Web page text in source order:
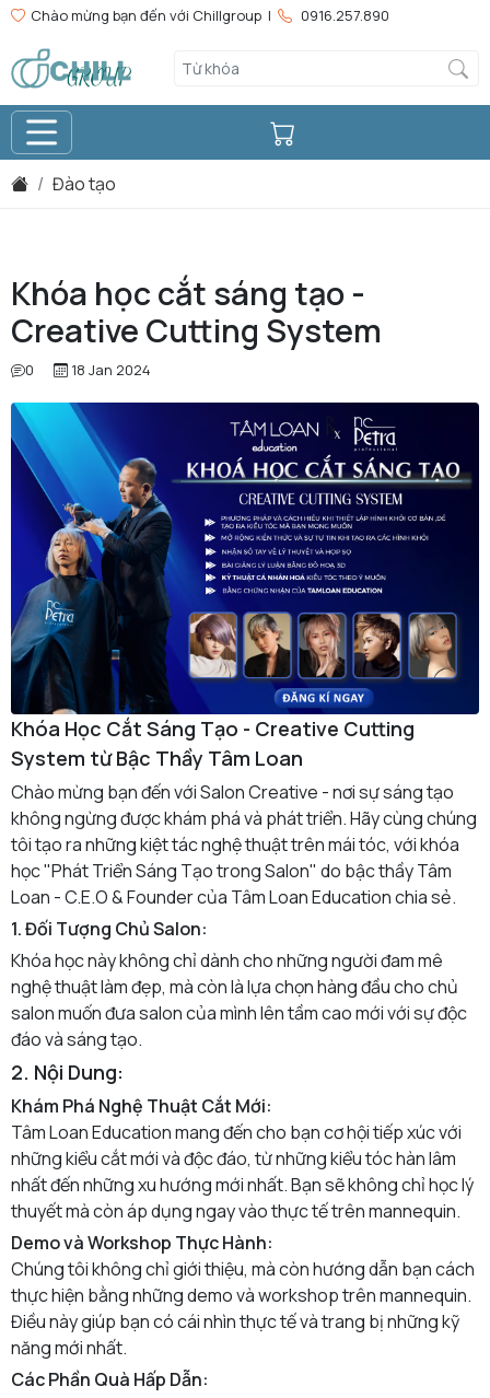
Chào mừng bạn đến với Chillgroup | 0916.257.890
Đào tạo
Khóa học cắt sáng tạo -
Creative Cutting System
0 18 Jan 2024
Khóa Học Cắt Sáng Tạo - Creative Cutting
System từ Bậc Thầy Tâm Loan
Chào mừng bạn đến với Salon Creative - nơi sự sáng tạo
không ngừng được khám phá và phát triển. Hãy cùng chúng
tôi tạo ra những kiệt tác nghệ thuật trên mái tóc, với khóa
học "Phát Triển Sáng Tạo trong Salon" do bậc thầy Tâm
Loan - C.E.O & Founder của Tâm Loan Education chia sẻ.
1. Đối Tượng Chủ Salon:
Khóa học này không chỉ dành cho những người đam mê
nghệ thuật làm đẹp, mà còn là lựa chọn hàng đầu cho chủ
salon muốn đưa salon của mình lên tầm cao mới với sự độc
đáo và sáng tạo.
2. Nội Dung:
Khám Phá Nghệ Thuật Cắt Mới:
Tâm Loan Education mang đến cho bạn cơ hội tiếp xúc với
những kiểu cắt mới và độc đáo, từ những kiểu tóc hàn lâm
nhất đến những xu hướng mới nhất. Bạn sẽ không chỉ học lý
thuyết mà còn áp dụng ngay vào thực tế trên mannequin.
Demo và Workshop Thực Hành:
Chúng tôi không chỉ giới thiệu, mà còn hướng dẫn bạn cách
thực hiện bằng những demo và workshop trên mannequin.
Điều này giúp bạn có cái nhìn thực tế và trang bị những kỹ
năng mới nhất.
Các Phần Quà Hấp Dẫn: